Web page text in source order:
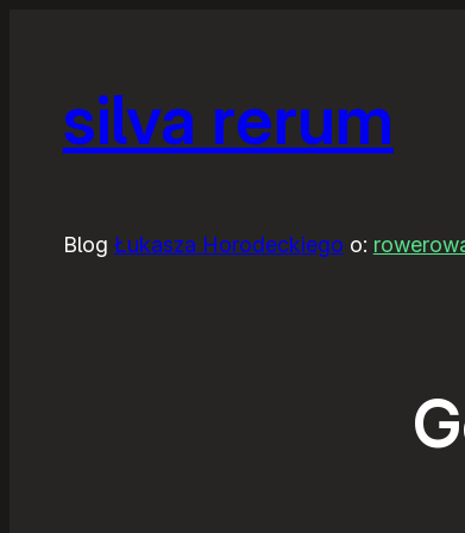
silva rerum
Blog Łukasza Horodeckiego o: